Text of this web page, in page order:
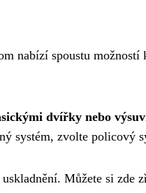
nabízí spoustu
dvířky nebo
systém, zvolte policový
Můžete si zde